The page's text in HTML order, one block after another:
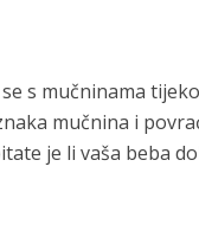
s mučninama
mučnina i
je li vaša beba